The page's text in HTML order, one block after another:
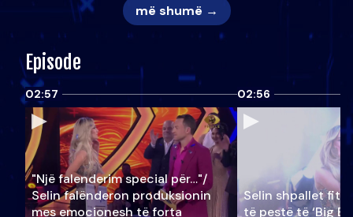
më shumë →
Episode
02:57
"Një falenderim special për…"/
Selin falënderon produksionin
mes emocionesh të forta
02:56
Selin shpallet
të pestë të ‘Big